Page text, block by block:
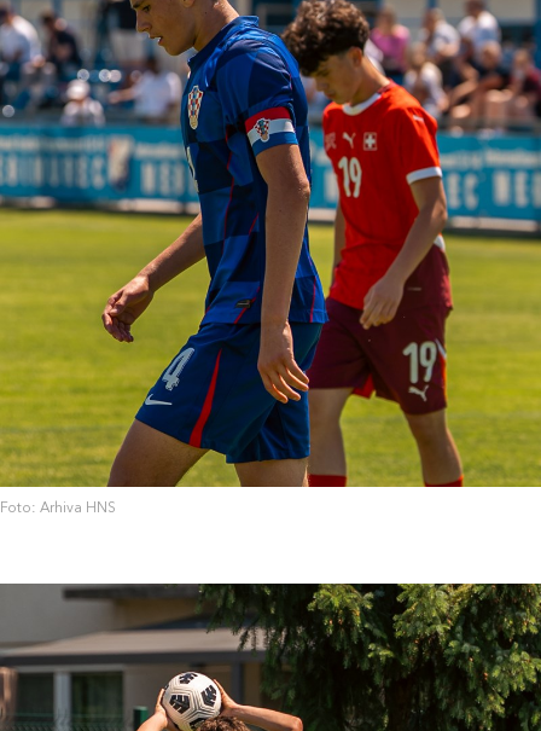
Foto: Arhiva HNS